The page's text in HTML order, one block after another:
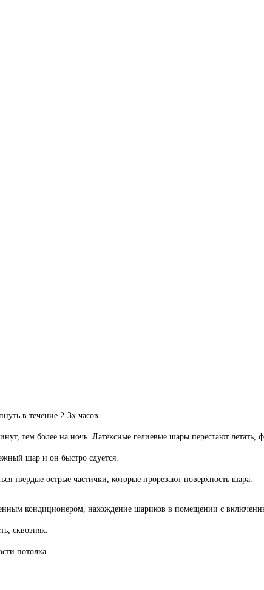
в течение 2-3х часов.
тем более на ночь. Латексные гелиевые шары перестают летать,
шар и он быстро сдуется.
твердые острые частички, которые прорезают поверхность шара.
кондиционером, нахождение шариков в помещении с
сквозняк.
потолка.